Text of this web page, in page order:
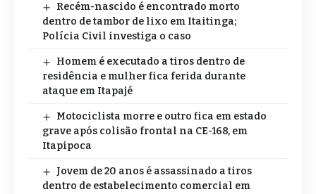
Recém-nascido é encontrado morto
dentro de tambor de lixo em Itaitinga;
Polícia Civil investiga o caso
Homem é executado a tiros dentro de
residência e mulher fica ferida durante
ataque em Itapajé
Motociclista morre e outro fica em estado
grave após colisão frontal na CE-168, em
Itapipoca
Jovem de 20 anos é assassinado a tiros
dentro de estabelecimento comercial em